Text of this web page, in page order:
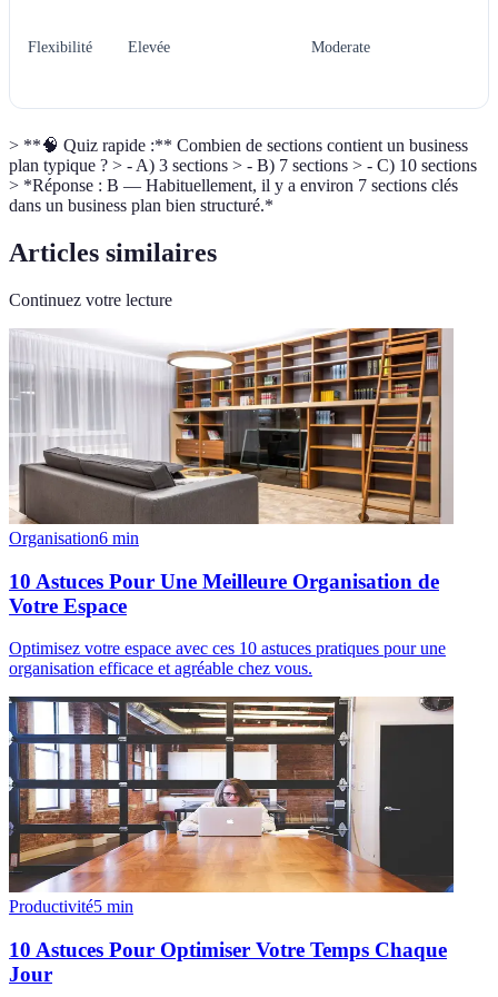
Flexibilité Elevée Moderate
> **🧠 Quiz rapide :** Combien de sections contient un business
plan typique ? > - A) 3 sections > - B) 7 sections > - C) 10 sections
> *Réponse : B — Habituellement, il y a environ 7 sections clés
dans un business plan bien structuré.*
Articles similaires
Continuez votre lecture
Organisation6 min
10 Astuces Pour Une Meilleure Organisation de
Votre Espace
Optimisez votre espace avec ces 10 astuces pratiques pour une
organisation efficace et agréable chez vous.
Productivité5 min
10 Astuces Pour Optimiser Votre Temps Chaque
Jour